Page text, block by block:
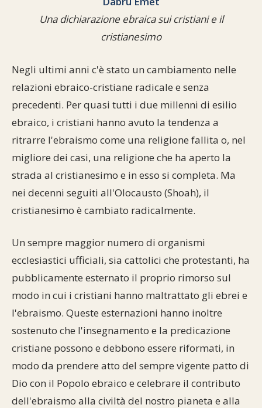
Documenti storici
F.A.Q.
Commenti alla Torah
Perle dal Talmud
Umorismo e simpatia
Cultura e società
Storia millenaria
Personaggi celebri
Sbirciamo Eretz Israel
Tanach
Il Talmud in italiano
Opere di Maimonide
Partecipa Comunità ebraiche
Turismo in Italia
Parliamone
Netiquette
Scambio di link
Dal nostro archivio
Una dichiarazione ebraica sui cristiani e il
cristianesimo
Negli ultimi anni c'è stato un cambiamento nelle
relazioni ebraico-cristiane radicale e senza
precedenti. Per quasi tutti i due millenni di esilio
ebraico, i cristiani hanno avuto la tendenza a
ritrarre l'ebraismo come una religione fallita o, nel
migliore dei casi, una religione che ha aperto la
strada al cristianesimo e in esso si completa. Ma
nei decenni seguiti all'Olocausto (Shoah), il
cristianesimo è cambiato radicalmente.
Un sempre maggior numero di organismi
ecclesiastici ufficiali, sia cattolici che protestanti, ha
pubblicamente esternato il proprio rimorso sul
modo in cui i cristiani hanno maltrattato gli ebrei e
l'ebraismo. Queste esternazioni hanno inoltre
sostenuto che l'insegnamento e la predicazione
cristiane possono e debbono essere riformati, in
modo da prendere atto del sempre vigente patto di
Dio con il Popolo ebraico e celebrare il contributo
dell'ebraismo alla civiltà del nostro pianeta e alla